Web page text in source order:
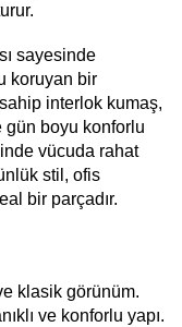
sayesinde
koruyan bir
interlok kumaş,
gün boyu konforlu
vücuda rahat
stil, ofis
bir parçadır.
klasik görünüm.
ve konforlu yapı.